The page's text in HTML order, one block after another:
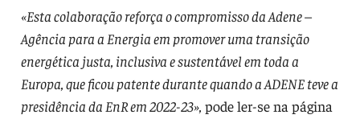
«Esta colaboração reforça o compromisso da Adene –
Agência para a Energia em promover uma transição
energética justa, inclusiva e sustentável em toda a
Europa, que ficou patente durante quando a ADENE teve a
presidência da EnR em 2022-23», pode ler-se na página